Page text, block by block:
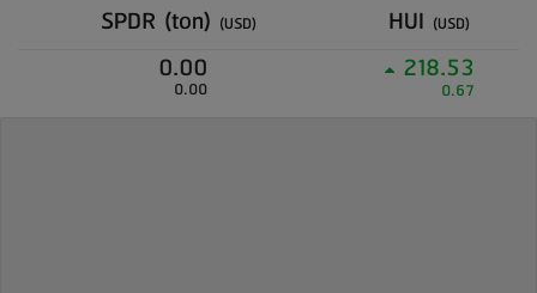
SPDR (ton) (USD) HUI (USD)
0.00
0.00
218.53
0.67